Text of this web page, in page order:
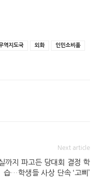
역지도국 외화 인민소비품
Next article
까지 파고든 당대회 결정 학
습…학생들 사상 단속 ‘고삐’